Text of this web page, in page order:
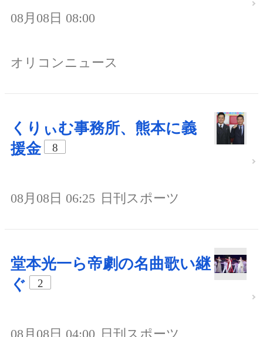
08月08日 08:00
オリコンニュース
くりぃむ事務所、熊本に義
援金
8
08月08日 06:25 日刊スポーツ
堂本光一ら帝劇の名曲歌い継
ぐ
2
08月08日 04:00 日刊スポーツ